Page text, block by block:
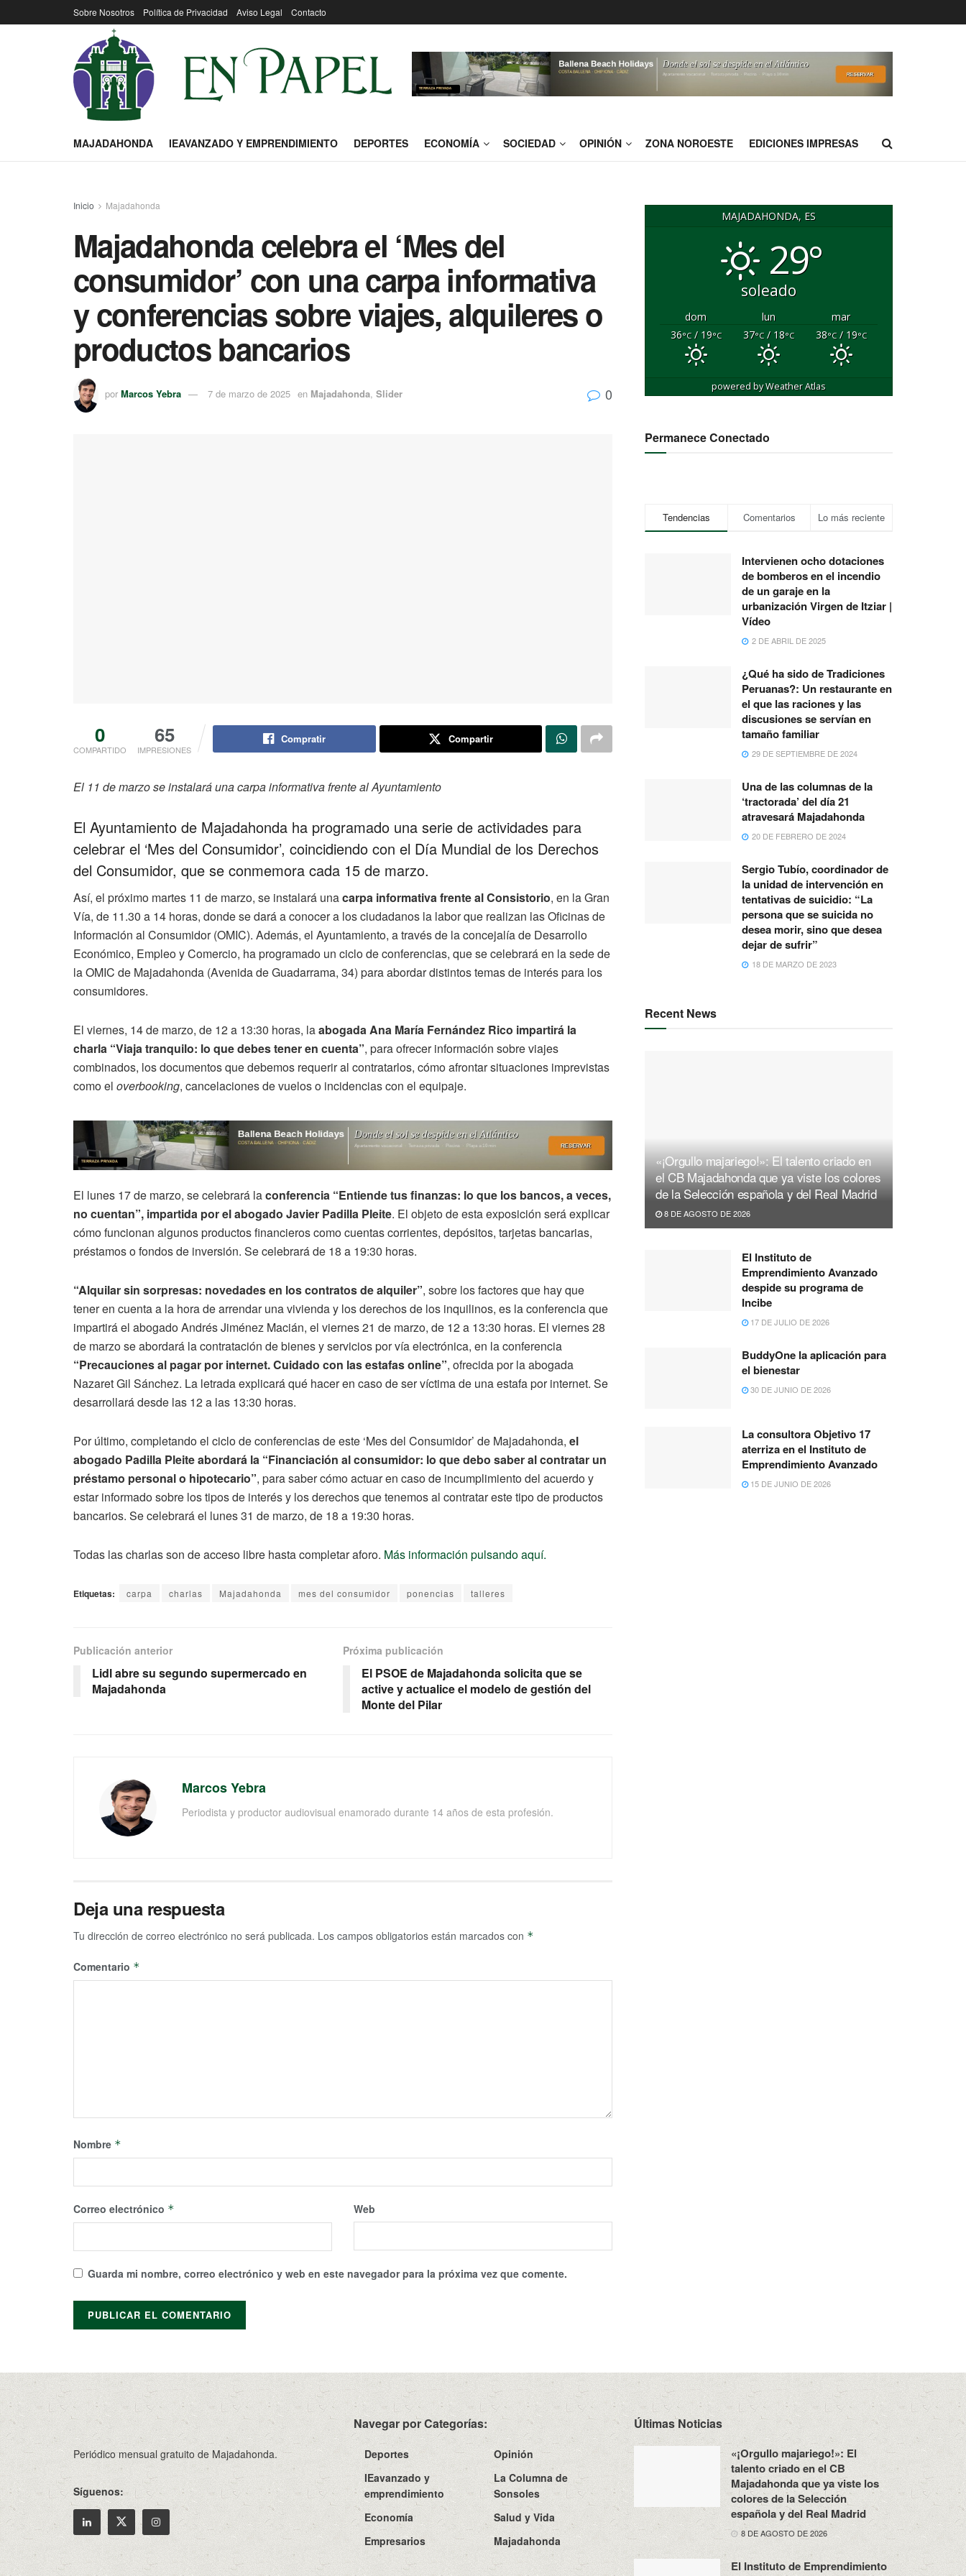
Sobre Nosotros Política de Privacidad Aviso Legal Contacto
MAJADAHONDA IEAVANZADO Y EMPRENDIMIENTO DEPORTES ECONOMÍA SOCIEDAD OPINIÓN ZONA NOROESTE EDICIONES IMPRESAS
Inicio Majadahonda
Majadahonda celebra el ‘Mes del
consumidor’ con una carpa informativa
y conferencias sobre viajes, alquileres o
productos bancarios
por Marcos Yebra 7 de marzo de 2025 en Majadahonda, Slider 0
0
COMPARTIDO
65
IMPRESIONES
Compratir Compartir
El 11 de marzo se instalará una carpa informativa frente al Ayuntamiento
El Ayuntamiento de Majadahonda ha programado una serie de actividades para
celebrar el ‘Mes del Consumidor’, coincidiendo con el Día Mundial de los Derechos
del Consumidor, que se conmemora cada 15 de marzo.
Así, el próximo martes 11 de marzo, se instalará unacarpa informativa frente al Consistorio, en la Gran
Vía, de 11.30 a 14 horas, donde se dará a conocer a los ciudadanos la labor que realizan las Oficinas de
Información al Consumidor (OMIC). Además, el Ayuntamiento, a través de la concejalía de Desarrollo
Económico, Empleo y Comercio, ha programado un ciclo de conferencias, que se celebrará en la sede de
la OMIC de Majadahonda (Avenida de Guadarrama, 34) para abordar distintos temas de interés para los
consumidores.
El viernes, 14 de marzo, de 12 a 13:30 horas, laabogada Ana María Fernández Rico impartirá la
charla “Viaja tranquilo: lo que debes tener en cuenta”, para ofrecer información sobre viajes
combinados, los documentos que debemos requerir al contratarlos, cómo afrontar situaciones imprevistas
como el overbooking, cancelaciones de vuelos o incidencias con el equipaje.
El lunes 17 de marzo, se celebrará laconferencia “Entiende tus finanzas: lo que los bancos, a veces,
no cuentan”, impartida por el abogado Javier Padilla Pleite. El objeto de esta exposición será explicar
cómo funcionan algunos productos financieros como cuentas corrientes, depósitos, tarjetas bancarias,
préstamos o fondos de inversión. Se celebrará de 18 a 19:30 horas.
“Alquilar sin sorpresas: novedades en los contratos de alquiler”, sobre los factores que hay que
tener en cuenta a la hora de arrendar una vivienda y los derechos de los inquilinos, es la conferencia que
impartirá el abogado Andrés Jiménez Macián, el viernes 21 de marzo, de 12 a 13:30 horas. El viernes 28
de marzo se abordará la contratación de bienes y servicios por vía electrónica, en la conferencia
“Precauciones al pagar por internet. Cuidado con las estafas online”, ofrecida por la abogada
Nazaret Gil Sánchez. La letrada explicará qué hacer en caso de ser víctima de una estafa por internet. Se
desarrollará desde las 12 a las 13:30 horas.
Por último, completando el ciclo de conferencias de este ‘Mes del Consumidor’ de Majadahonda, el
abogado Padilla Pleite abordará la “Financiación al consumidor: lo que debo saber al contratar un
préstamo personal o hipotecario”, para saber cómo actuar en caso de incumplimiento del acuerdo y
estar informado sobre los tipos de interés y los derechos que tenemos al contratar este tipo de productos
bancarios. Se celebrará el lunes 31 de marzo, de 18 a 19:30 horas.
Todas las charlas son de acceso libre hasta completar aforo. Más información pulsando aquí.
Etiquetas: carpa charlas Majadahonda mes del consumidor ponencias talleres
Publicación anterior
Lidl abre su segundo supermercado en
Majadahonda
Próxima publicación
El PSOE de Majadahonda solicita que se
active y actualice el modelo de gestión del
Monte del Pilar
Marcos Yebra
Periodista y productor audiovisual enamorado durante 14 años de esta profesión.
Deja una respuesta
Tu dirección de correo electrónico no será publicada. Los campos obligatorios están marcados con *
Comentario *
Nombre *
Correo electrónico * Web
Guarda mi nombre, correo electrónico y web en este navegador para la próxima vez que comente.
MAJADAHONDA, ES
29°
soleado
dom lun
mar
36°C/ 19°C 37°C/ 18°C 38°C/ 19°C
powered byWeather Atlas
Permanece Conectado
Tendencias Comentarios Lo más reciente
Intervienen ocho dotaciones
de bomberos en el incendio
de un garaje en la
urbanización Virgen de Itziar |
Vídeo
2 DE ABRIL DE 2025
¿Qué ha sido de Tradiciones
Peruanas?: Un restaurante en
el que las raciones y las
discusiones se servían en
tamaño familiar
29 DE SEPTIEMBRE DE 2024
Una de las columnas de la
‘tractorada’ del día 21
atravesará Majadahonda
20 DE FEBRERO DE 2024
Sergio Tubío, coordinador de
la unidad de intervención en
tentativas de suicidio: “La
persona que se suicida no
desea morir, sino que desea
dejar de sufrir”
18 DE MARZO DE 2023
Recent News
«¡Orgullo majariego!»: El talento criado en
el CB Majadahonda que ya viste los colores
de la Selección española y del Real Madrid
8 DE AGOSTO DE 2026
El Instituto de
Emprendimiento Avanzado
despide su programa de
Incibe
17 DE JULIO DE 2026
BuddyOne la aplicación para
el bienestar
30 DE JUNIO DE 2026
La consultora Objetivo 17
aterriza en el Instituto de
Emprendimiento Avanzado
15 DE JUNIO DE 2026
Periódico mensual gratuito de Majadahonda.
Síguenos:
Navegar por Categorías:
Deportes
Opinión
IEavanzado y
emprendimiento
La Columna de
Sonsoles
Economía
Salud y Vida
Empresarios
Majadahonda
Últimas Noticias
«¡Orgullo majariego!»: El
talento criado en el CB
Majadahonda que ya viste los
colores de la Selección
española y del Real Madrid
8 DE AGOSTO DE 2026
El Instituto de Emprendimiento